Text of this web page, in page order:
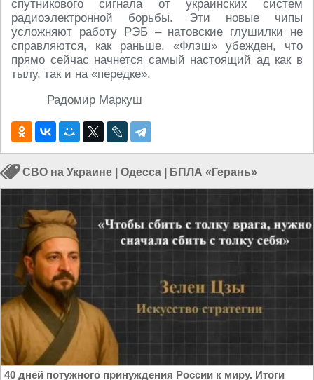
спутникового сигнала от украинских систем
радиоэлектронной борьбы. Эти новые чипы
усложняют работу РЭБ – натовские глушилки не
справляются, как раньше. «Флэш» убежден, что
прямо сейчас начнется самый настоящий ад как в
тылу, так и на «передке».
Радомир Маркуш
СВО на Украине Одесса БПЛА «Герань»
40 дней потужного принуждения России к миру. Итоги